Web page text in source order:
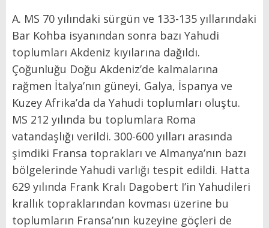
A. MS 70 yılındaki sürgün ve 133-135 yıllarındaki
Bar Kohba isyanından sonra bazı Yahudi
toplumları Akdeniz kıyılarına dağıldı.
Çoğunluğu Doğu Akdeniz’de kalmalarına
rağmen İtalya’nın güneyi, Galya, İspanya ve
Kuzey Afrika’da da Yahudi toplumları oluştu.
MS 212 yılında bu toplumlara Roma
vatandaşlığı verildi. 300-600 yılları arasında
şimdiki Fransa toprakları ve Almanya’nın bazı
bölgelerinde Yahudi varlığı tespit edildi. Hatta
629 yılında Frank Kralı Dagobert I’in Yahudileri
krallık topraklarından kovması üzerine bu
toplumların Fransa’nın kuzeyine göçleri de